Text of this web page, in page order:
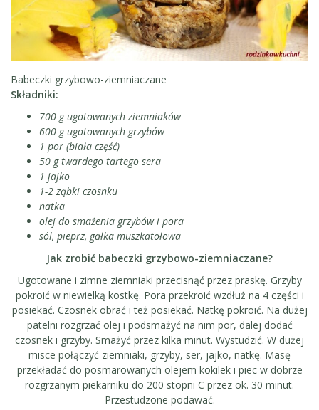
Babeczki grzybowo-ziemniaczane
Składniki:
700 g ugotowanych ziemniaków
600 g ugotowanych grzybów
1 por (biała część)
50 g twardego tartego sera
1 jajko
1-2 ząbki czosnku
natka
olej do smażenia grzybów i pora
sól, pieprz, gałka muszkatołowa
Jak zrobić babeczki grzybowo-ziemniaczane?
Ugotowane i zimne ziemniaki przecisnąć przez praskę. Grzyby
pokroić w niewielką kostkę. Pora przekroić wzdłuż na 4 części i
posiekać. Czosnek obrać i też posiekać. Natkę pokroić. Na dużej
patelni rozgrzać olej i podsmażyć na nim por, dalej dodać
czosnek i grzyby. Smażyć przez kilka minut. Wystudzić. W dużej
misce połączyć ziemniaki, grzyby, ser, jajko, natkę. Masę
przekładać do posmarowanych olejem kokilek i piec w dobrze
rozgrzanym piekarniku do 200 stopni C przez ok. 30 minut.
Przestudzone podawać.